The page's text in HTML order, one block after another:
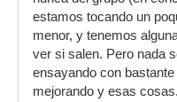
estamos tocando un
menor, y tenemos
ver si salen. Pero nada
ensayando con
mejorando y esas